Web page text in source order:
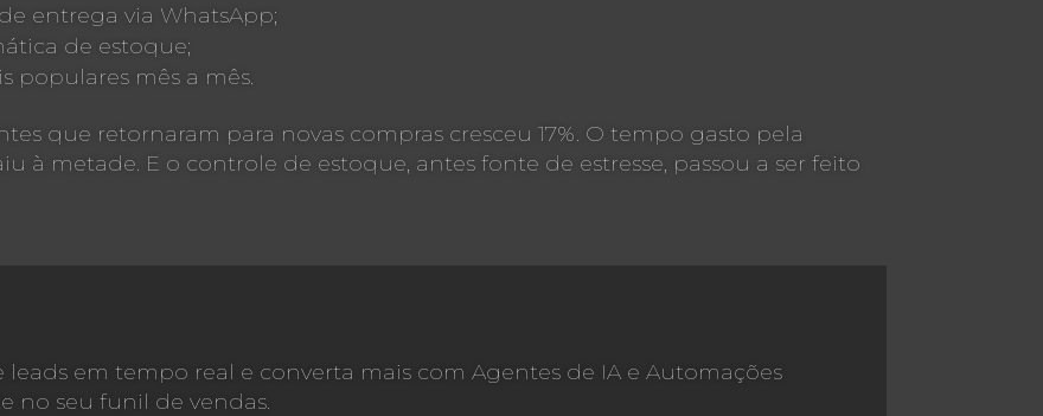
entrega via WhatsApp;
de estoque;
populares mês a mês.
que retornaram para novas compras cresceu 17%. O tempo gasto pela
à metade. E o controle de estoque, antes fonte de estresse, passou a ser feito
em tempo real e converta mais com Agentes de IA e Automações
no seu funil de vendas.